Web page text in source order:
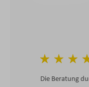
Die Beratung